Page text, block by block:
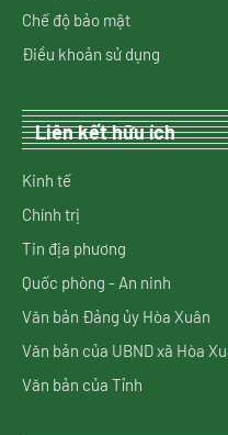
Chế độ bảo mật
Điều khoản sử dụng
Liên kết hữu ích
Kinh tế
Chính trị
Tin địa phương
Quốc phòng - An ninh
Văn bản Đảng ủy Hòa Xuân
Văn bản của UBND xã Hòa
Văn bản của Tỉnh